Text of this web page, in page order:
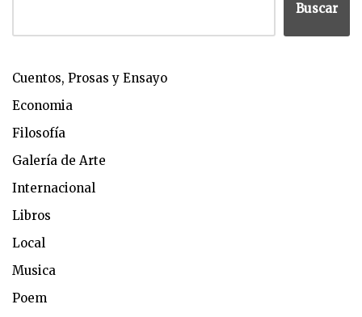
Buscar
Cuentos, Prosas y Ensayo
Economia
Filosofía
Galería de Arte
Internacional
Libros
Local
Musica
Poem